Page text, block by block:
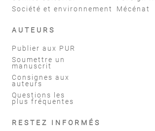
Société et environnement
Mécénat
AUTEURS
Publier aux PUR
Soumettre un
manuscrit
Consignes aux
auteurs
Questions les
plus fréquentes
RESTEZ INFORMÉS